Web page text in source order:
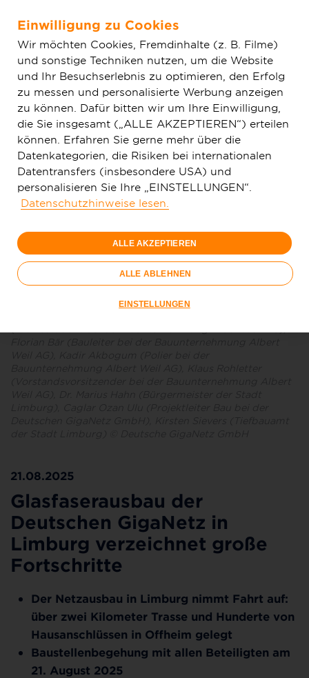
Zum Hauptinhalt springen
Aktuelles
Glasfaserausbau der Deutschen GigaNetz in
Limburg verzeichnet große Fortschritte
Baustellenbegehung in Limburg-Offheim (v. l. n. r.): Holger
21.08.2025
Glasfaserausbau der
Deutschen GigaNetz in
Limburg verzeichnet große
Fortschritte
Der Netzausbau in Limburg nimmt Fahrt auf:
über zwei Kilometer Trasse und Hunderte von
Hausanschlüssen in Offheim gelegt
Baustellenbegehung mit allen Beteiligten am
21. August 2025
Einwilligung zu Cookies
Wir möchten Cookies, Fremdinhalte (z. B. Filme)
und sonstige Techniken nutzen, um die Website
und Ihr Besuchserlebnis zu optimieren, den Erfolg
zu messen und personalisierte Werbung anzeigen
zu können. Dafür bitten wir um Ihre Einwilligung,
die Sie insgesamt („ALLE AKZEPTIEREN“) erteilen
können. Erfahren Sie gerne mehr über die
Datenkategorien, die Risiken bei internationalen
Datentransfers (insbesondere USA) und
personalisieren Sie Ihre „EINSTELLUNGEN“.
Datenschutzhinweise lesen.
ALLE AKZEPTIEREN
ALLE ABLEHNEN
EINSTELLUNGEN